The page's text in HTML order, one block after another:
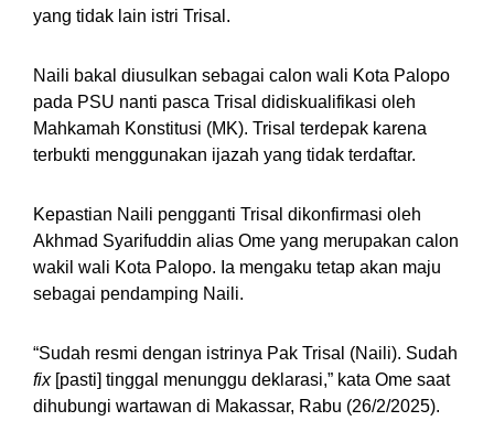
yang tidak lain istri Trisal.
Naili bakal diusulkan sebagai calon wali Kota Palopo
pada PSU nanti pasca Trisal didiskualifikasi oleh
Mahkamah Konstitusi (MK). Trisal terdepak karena
terbukti menggunakan ijazah yang tidak terdaftar.
Kepastian Naili pengganti Trisal dikonfirmasi oleh
Akhmad Syarifuddin alias Ome yang merupakan calon
wakil wali Kota Palopo. Ia mengaku tetap akan maju
sebagai pendamping Naili.
“Sudah resmi dengan istrinya Pak Trisal (Naili). Sudah
fix [pasti] tinggal menunggu deklarasi,” kata Ome saat
dihubungi wartawan di Makassar, Rabu (26/2/2025).